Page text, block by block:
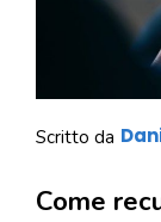
Scritto da
Come